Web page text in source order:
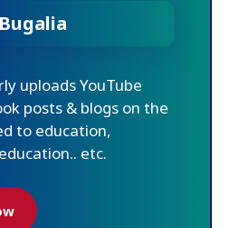
uploads YouTube
posts & blogs on the
to education,
etc.